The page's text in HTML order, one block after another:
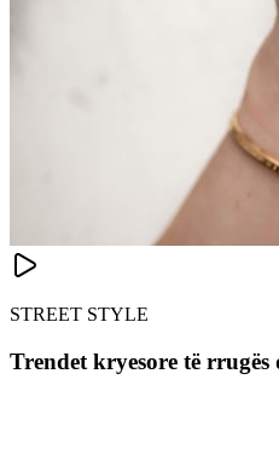
STREET STYLE
Trendet kryesore të rrugës